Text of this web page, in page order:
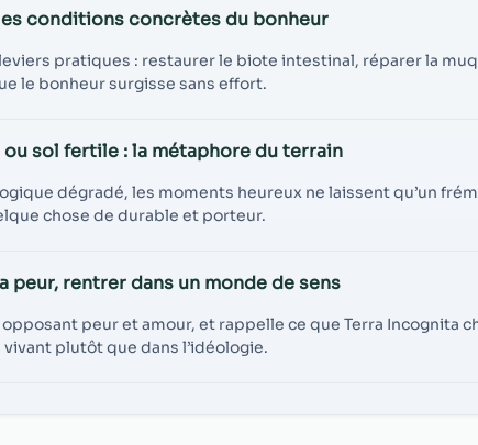
conditions concrètes du bonheur
pratiques : restaurer le biote intestinal, réparer la
le bonheur surgisse sans effort.
ou sol fertile : la métaphore du terrain
dégradé, les moments heureux ne laissent qu’un
chose de durable et porteur.
peur, rentrer dans un monde de sens
peur et amour, et rappelle ce que Terra Incognita
plutôt que dans l’idéologie.